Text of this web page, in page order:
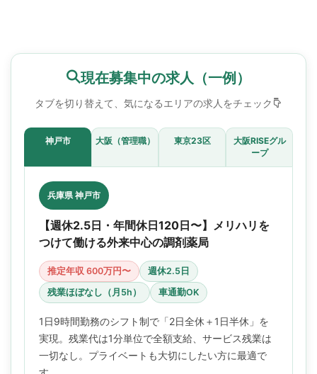
現在募集中の求人（一例）
タブを切り替えて、気になるエリアの求人をチェック
神戸市 大阪（管理職） 東京23区
大阪RISEグル
ープ
兵庫県 神戸市
【週休2.5日・年間休日120日〜】メリハリを
つけて働ける外来中心の調剤薬局
推定年収 600万円〜
週休2.5日
残業ほぼなし（月5h）
車通勤OK
1日9時間勤務のシフト制で「2日全休＋1日半休」を
実現。残業代は1分単位で全額支給、サービス残業は
一切なし。プライベートも大切にしたい方に最適で